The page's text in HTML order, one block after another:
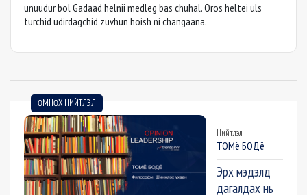
unuudur bol Gadaad helnii medleg bas chuhal. Oros heltei uls
turchid udirdagchid zuvhun hoish ni changaana.
ӨМНӨХ НИЙТЛЭЛ
Нийтлэл
ТОМё БОДё
Эрх мэдэлд
дагалдах нь